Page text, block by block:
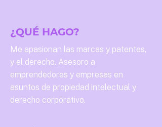
¿QUÉ HAGO?
Me apasionan las marcas y patentes,
y el derecho. Asesoro a
emprendedores y empresas en
asuntos de propiedad intelectual y
derecho corporativo.